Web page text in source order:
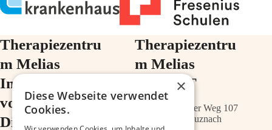
Therapiezentru
m Melias
Im Ärztehaus
vor der
Diakonie
Therapiezentru
m Melias
im ZIMT
Schwabenheimer Weg 107
55543 Bad Kreuznach
×
Diese Webseite verwendet
Cookies.